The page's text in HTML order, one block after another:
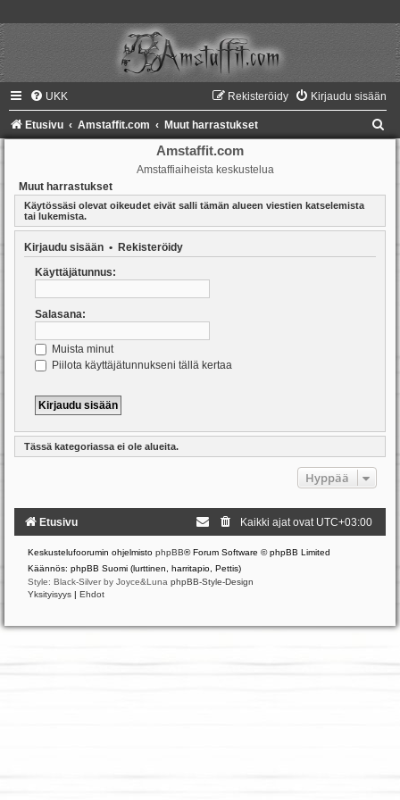
UKK Kirjaudu sisään
Rekisteröidy
Etusivu Amstaffit.com Muut harrastukset
Amstaffit.com
Amstaffiaiheista keskustelua
Muut harrastukset
Käytössäsi olevat oikeudet eivät salli tämän alueen viestien katselemista
tai lukemista.
Kirjaudu sisään • Rekisteröidy
Käyttäjätunnus:
Salasana:
Muista minut
Piilota käyttäjätunnukseni tällä kertaa
Tässä kategoriassa ei ole alueita.
Hyppää
Etusivu Kaikki ajat ovat UTC+03:00
Keskustelufoorumin ohjelmisto phpBB® Forum Software © phpBB Limited
Käännös: phpBB Suomi (lurttinen, harritapio, Pettis)
Style: Black-Silver by Joyce&Luna phpBB-Style-Design
Yksityisyys | Ehdot